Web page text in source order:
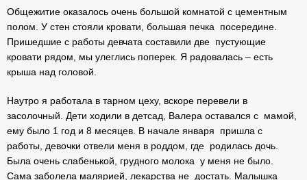
Общежитие оказалось очень большой комнатой с цементным
полом. У стен стояли кровати, большая печка посередине.
Пришедшие с работы девчата составили две пустующие
кровати рядом, мы улеглись поперек. Я радовалась – есть
крыша над головой.
Наутро я работала в тарном цеху, вскоре перевели в
засолочный. Дети ходили в детсад, Валера оставался с мамой,
ему было 1 год и 8 месяцев. В начале января пришла с
работы, девочки отвели меня в роддом, где родилась дочь.
Была очень слабенькой, грудного молока у меня не было.
Сама заболела малярией, лекарства не достать. Малышка